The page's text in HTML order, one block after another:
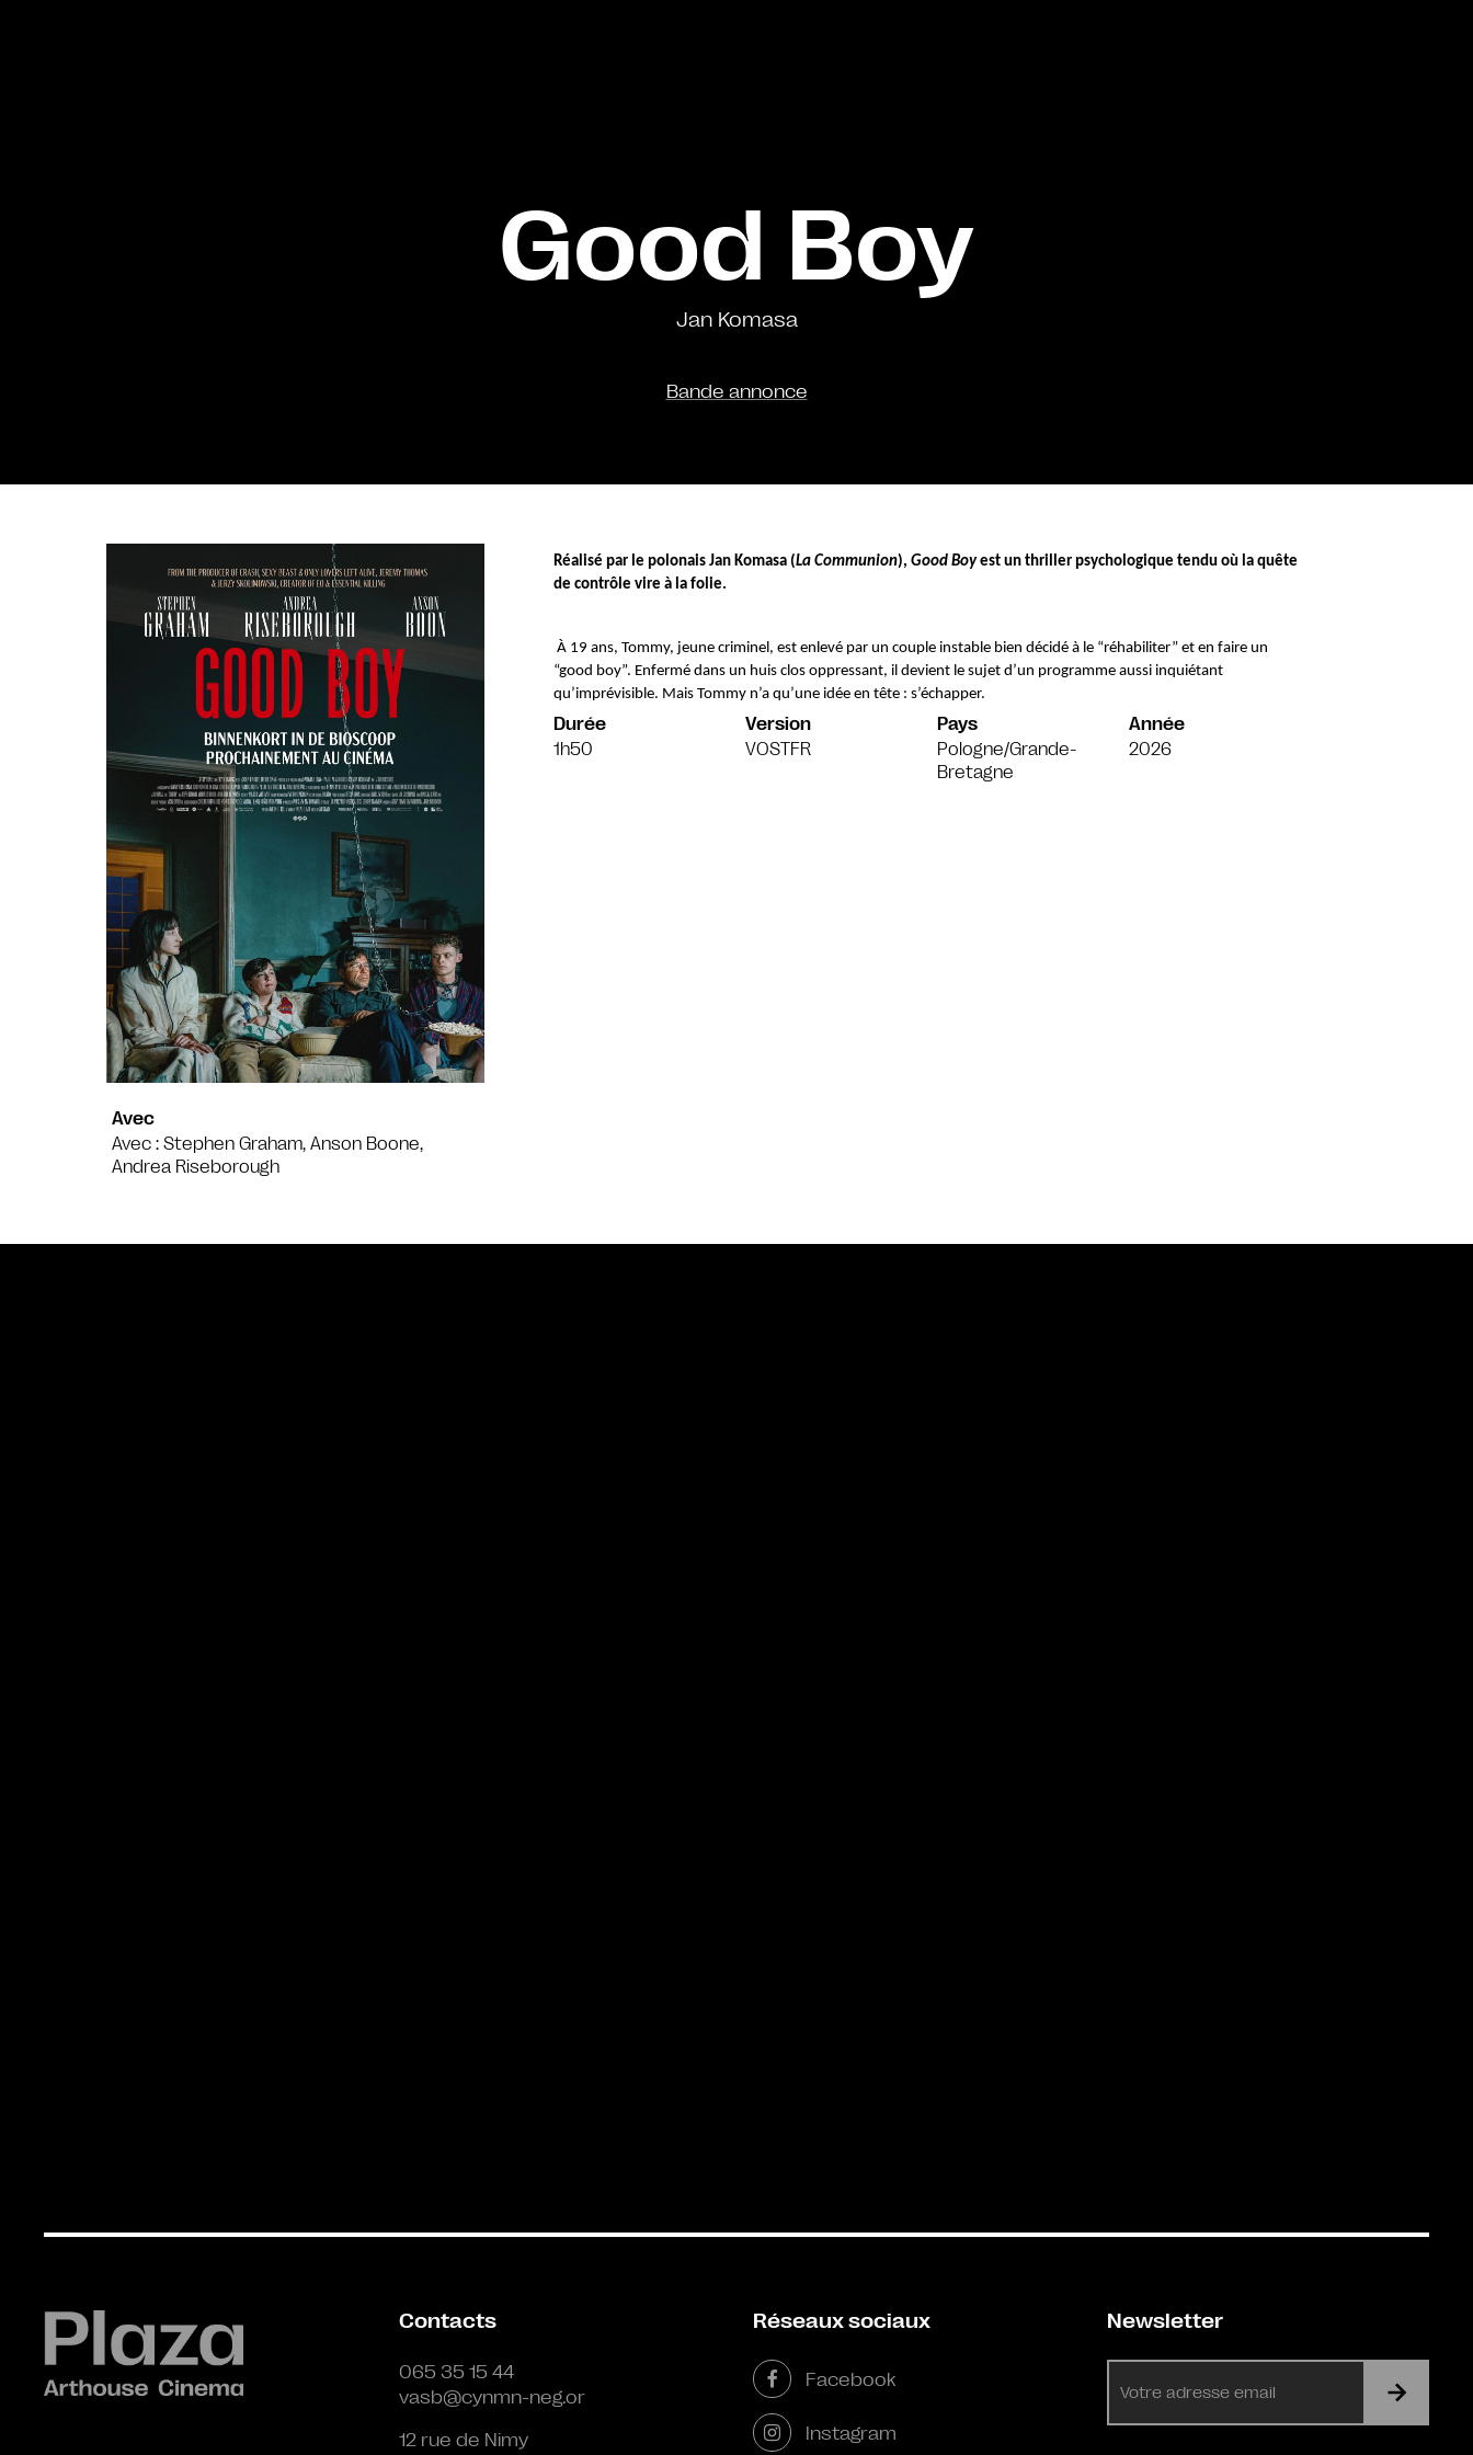
Good Boy
Jan Komasa
Bande annonce
Avec
Avec : Stephen Graham, Anson Boone,
Andrea Riseborough
Réalisé par le polonais Jan Komasa (La Communion), Good Boy est un thriller psychologique tendu où la quête
de contrôle vire à la folie.
“good boy”. Enfermé dans un huis clos oppressant, il devient le sujet d’un programme aussi inquiétant
qu’imprévisible. Mais Tommy n’a qu’une idée en tête : s’échapper.
Durée
1h50
Version
VOSTFR
Pays
Pologne/Grande-
Bretagne
Année
2026
Contacts
065 35 15 44
vasb@cynmn-neg.or
12 rue de Nimy
Réseaux sociaux
Facebook
Instagram
Newsletter
mail